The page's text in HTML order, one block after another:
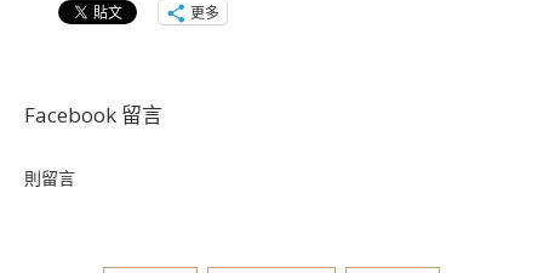
更多
Facebook 留言
則留言